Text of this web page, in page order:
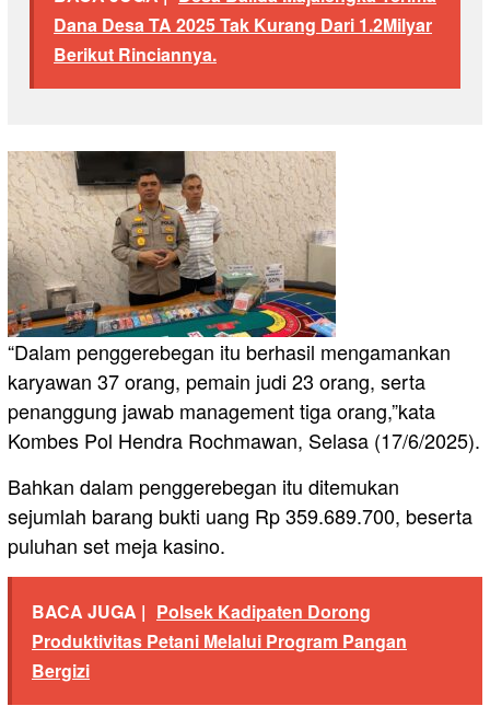
Dana Desa TA 2025 Tak Kurang Dari 1.2Milyar
Berikut Rinciannya.
“Dalam penggerebegan itu berhasil mengamankan
karyawan 37 orang, pemain judi 23 orang, serta
penanggung jawab management tiga orang,”kata
Kombes Pol Hendra Rochmawan, Selasa (17/6/2025).
Bahkan dalam penggerebegan itu ditemukan
sejumlah barang bukti uang Rp 359.689.700, beserta
puluhan set meja kasino.
BACA JUGA | Polsek Kadipaten Dorong
Produktivitas Petani Melalui Program Pangan
Bergizi